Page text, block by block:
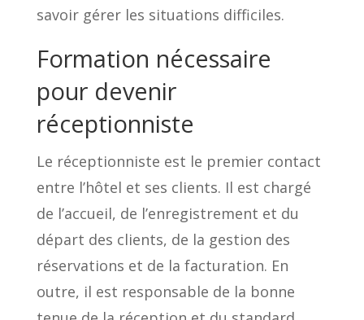
savoir gérer les situations difficiles.
Formation nécessaire
pour devenir
réceptionniste
Le réceptionniste est le premier contact
entre l’hôtel et ses clients. Il est chargé
de l’accueil, de l’enregistrement et du
départ des clients, de la gestion des
réservations et de la facturation. En
outre, il est responsable de la bonne